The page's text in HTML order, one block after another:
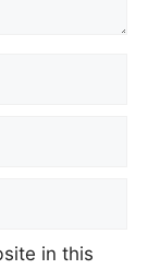
in this